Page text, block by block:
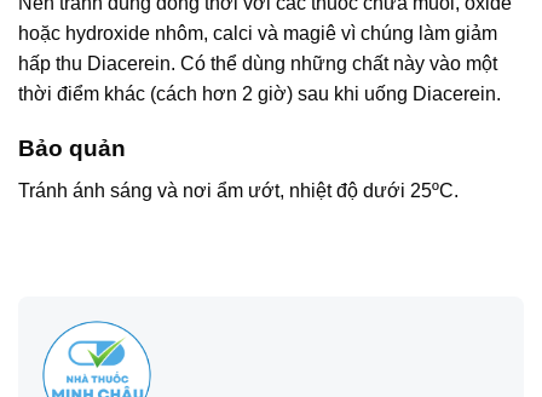
hoặc hydroxide nhôm, calci và magiê vì chúng làm giảm
hấp thu Diacerein. Có thể dùng những chất này vào một
thời điểm khác (cách hơn 2 giờ) sau khi uống Diacerein.
Bảo quản
Tránh ánh sáng và nơi ẩm ướt, nhiệt độ dưới 25ºC.